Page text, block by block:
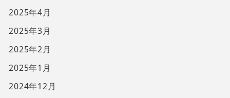
2025年4月
2025年3月
2025年2月
2025年1月
2024年12月